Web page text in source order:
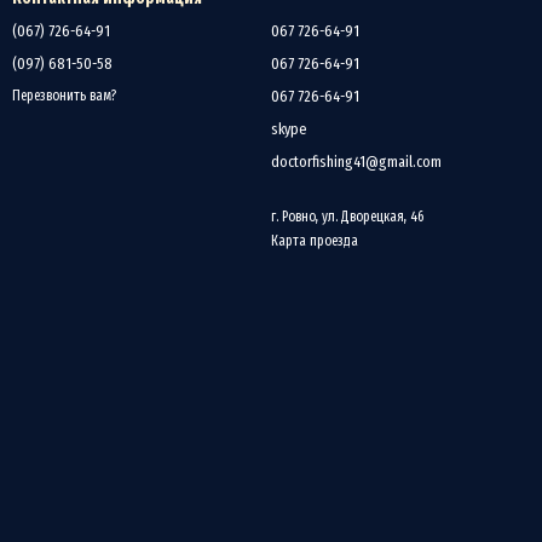
и стоячие озера.
его привлекательным выбором для многих рыболовов.
на условия ловли. Для более дальних забросов лучше
модели длиной 3,3 метра.
рыболовов, так и для тех, кто ищет качественное, но доступное
(067) 726-64-91
(097) 681-50-58
Перезвонить вам?
067 726-64-91
067 726-64-91
067 726-64-91
skype
doctorfishing41@gmail.com
г. Ровно, ул. Дворецкая, 46
Карта проезда